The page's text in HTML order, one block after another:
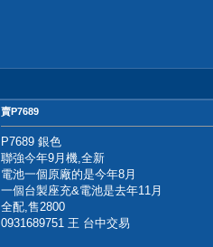
賣P7689
P7689 銀色
聯強今年9月機,全新
電池一個原廠的是今年8月
一個台製座充&電池是去年11月
全配,售2800
0931689751 王 台中交易